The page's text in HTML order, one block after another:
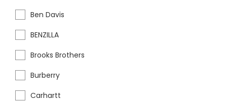
Ben Davis
BENZILLA
Brooks Brothers
Burberry
Carhartt